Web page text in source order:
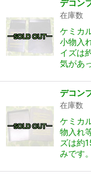
デコン
在庫数
ケミカ
小物入
イズは
気があ
デコン
在庫数
ケミカ
物入れ
ズは約
みです。